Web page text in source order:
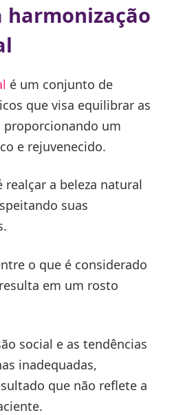
harmonização
é um conjunto de
que visa equilibrar as
um
e rejuvenecido.
a beleza natural
suas
o que é considerado
em um rosto
social e as tendências
inadequadas,
que não reflete a